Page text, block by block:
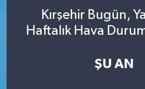
Kırşehir Bugün,
Haftalık Hava
ŞU AN
Kahramanmaraş
Süper Lig Puan Durumu ve